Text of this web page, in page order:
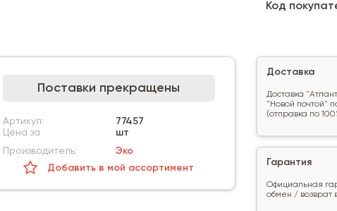
Поставки прекращены
Артикул:
77457
Цена за
шт
Производитель:
Эко
Добавить в мой ассортимент
Код
Доставка
Доставка
"Новой почтой"
(отправка по
Гарантия
Официальная
обмен / возврат